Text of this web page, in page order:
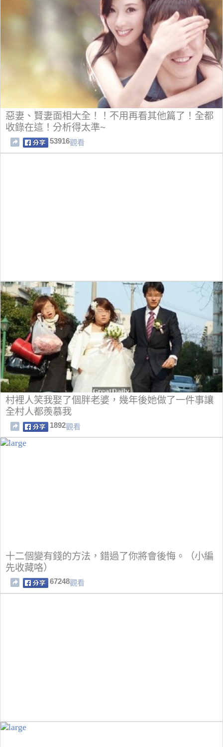
惡妻、賢妻面相大全！！不用再看其他篇了！全都
收錄在這！分析得太準~
53916觀看
村裡人笑我娶了個胖老婆，幾年後她做了一件事讓
全村人都羨慕我
1892觀看
十二個變有錢的方法，錯過了你將會後悔。（小編
先收藏咯）
67248觀看